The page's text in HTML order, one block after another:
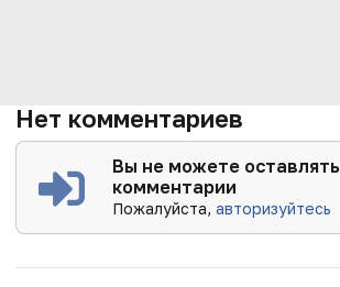
Нет комментариев
Вы не можете оставлять
комментарии
Пожалуйста,авторизуйтесь